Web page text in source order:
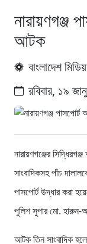
নারায়ণগঞ্জ
আটক
বাংলাদেশ
রবিবার, ১৯
নারায়ণগঞ্জের
সাংবাদিকসহ পাঁচ
পাসপোর্ট উদ্ধার করা
পুলিশ সুপার মো. হারুন-
আটক তিন সাংবাদিক